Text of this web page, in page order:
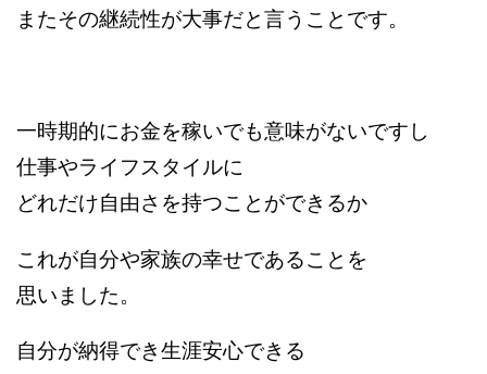
またその継続性が大事だと言うことです。
一時期的にお金を稼いでも意味がないですし
仕事やライフスタイルに
どれだけ自由さを持つことができるか
これが自分や家族の幸せであることを
思いました。
自分が納得でき生涯安心できる